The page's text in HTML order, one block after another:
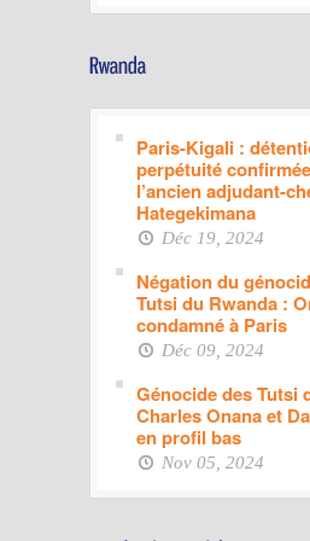
Paris-Kigali :
perpétuité
l’ancien adjudant-
Hategekimana
Déc 19, 2024
Négation du
Tutsi du Rwanda :
condamné à Paris
Déc 09, 2024
Génocide des Tutsi
Charles Onana et
en profil bas
Nov 05, 2024